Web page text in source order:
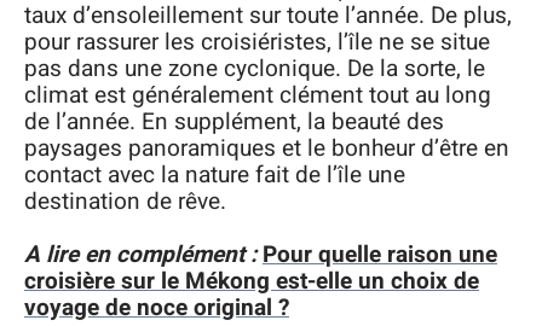
taux d’ensoleillement sur toute l’année. De plus,
pour rassurer les croisiéristes, l’île ne se situe
pas dans une zone cyclonique. De la sorte, le
climat est généralement clément tout au long
de l’année. En supplément, la beauté des
paysages panoramiques et le bonheur d’être en
contact avec la nature fait de l’île une
destination de rêve.
A lire en complément :Pour quelle raison une
croisière sur le Mékong est-elle un choix de
voyage de noce original ?